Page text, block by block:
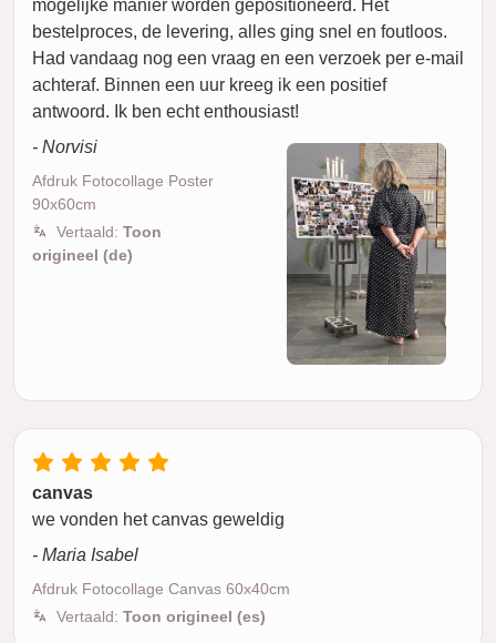
mogelijke manier worden gepositioneerd. Het
bestelproces, de levering, alles ging snel en foutloos.
Had vandaag nog een vraag en een verzoek per e-mail
achteraf. Binnen een uur kreeg ik een positief
antwoord. Ik ben echt enthousiast!
- Norvisi
Afdruk Fotocollage Poster
90x60cm
Vertaald: Toon
origineel (de)
canvas
we vonden het canvas geweldig
- Maria Isabel
Afdruk Fotocollage Canvas 60x40cm
Vertaald: Toon origineel (es)